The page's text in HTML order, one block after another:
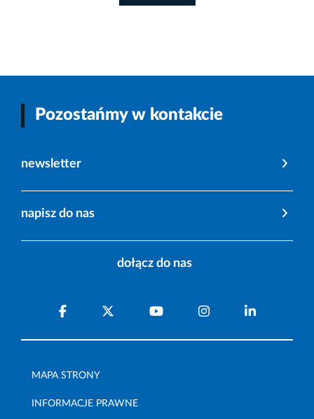
Pozostańmy w kontakcie
newsletter
napisz do nas
dołącz do nas
MAPA STRONY
INFORMACJE PRAWNE